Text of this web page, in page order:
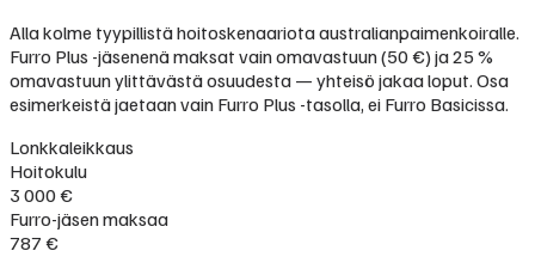
Alla kolme tyypillistä hoitoskenaariota australianpaimenkoiralle.
Furro Plus -jäsenenä maksat vain omavastuun (50 €) ja 25 %
omavastuun ylittävästä osuudesta — yhteisö jakaa loput. Osa
esimerkeistä jaetaan vain Furro Plus -tasolla, ei Furro Basicissa.
Lonkkaleikkaus
Hoitokulu
3 000 €
Furro-jäsen maksaa
787 €